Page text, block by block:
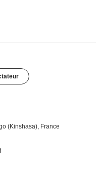
(Kinshasa), France